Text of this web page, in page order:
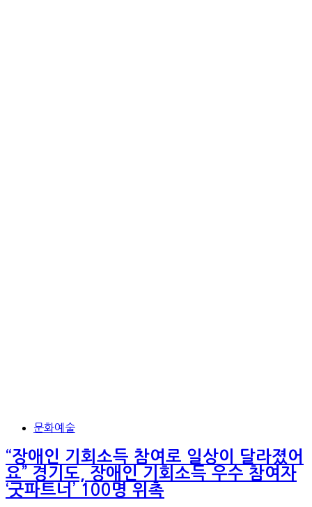
문화예술
“장애인 기회소득 참여로 일상이 달라졌어
요” 경기도, 장애인 기회소득 우수 참여자
‘굿파트너’ 100명 위촉